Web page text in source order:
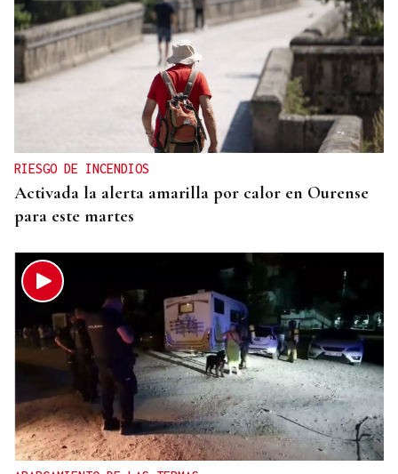
RIESGO DE INCENDIOS
Activada la alerta amarilla por calor en Ourense
para este martes